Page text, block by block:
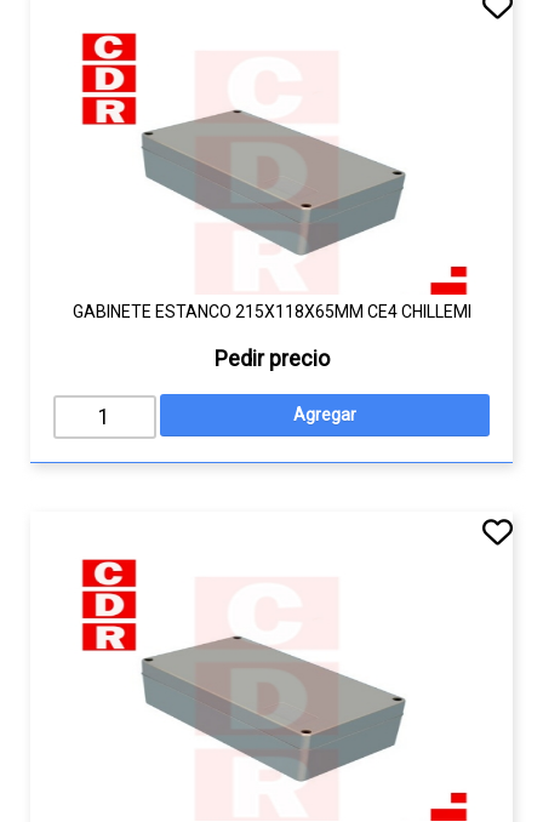
GABINETE ESTANCO 215X118X65MM CE4 CHILLEMI
Pedir precio